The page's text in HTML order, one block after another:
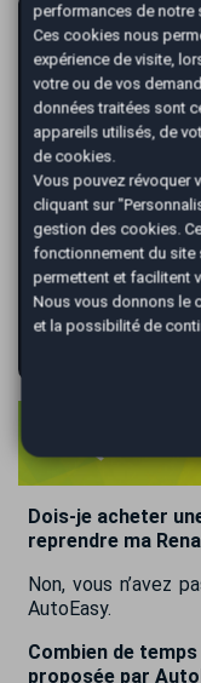
AutoEasy
Renseignez
FAQ de
Dois-je acheter
reprendre ma
Non, vous n’avez
AutoEasy.
Combien de
proposée par
performances de notre
Ces cookies nous
expérience de visite,
votre ou de vos
données traitées sont
appareils utilisés, de
de cookies.
Vous pouvez révoquer
cliquant sur
gestion des cookies.
fonctionnement du site
permettent et facilitent
Nous vous donnons le
et la possibilité de